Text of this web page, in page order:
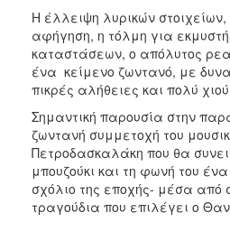
Η έλλειψη λυρικών
αφήγηση, η τόλμη για
καταστάσεων, ο απόλυτος
ένα κείμενο ζωντανό, με
πικρές αλήθειες και πολύ
Σημαντική παρουσία στην
ζωντανή συμμετοχή του
Πετροδασκαλάκη που θα
μπουζούκι και τη φωνή του
σχόλιο της εποχής- μέσα από
τραγούδια που επιλέγει ο